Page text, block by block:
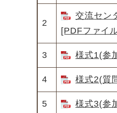
2
交流セン
[PDFファイ
3 様式1(参
4 様式2(質
5 様式3(参